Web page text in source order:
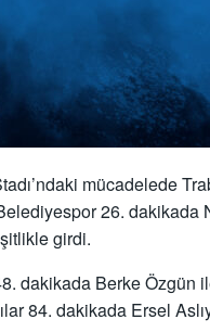
mücadelede
26. dakikada
girdi.
dakikada Berke Özgün
84. dakikada Ersel